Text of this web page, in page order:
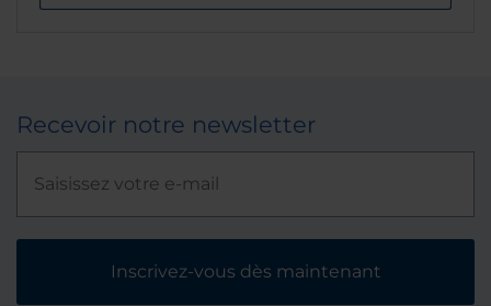
Recevoir notre newsletter
Inscrivez-vous dès maintenant